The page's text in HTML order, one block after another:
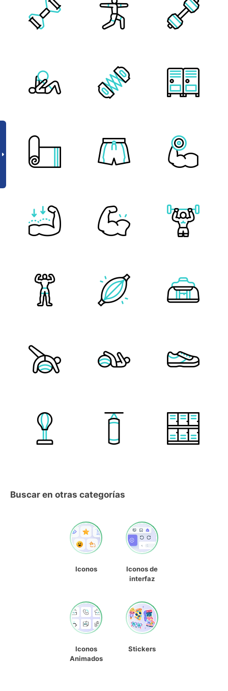
Buscar en otras categorías
Iconos
Iconos de
interfaz
Iconos
Animados
Stickers